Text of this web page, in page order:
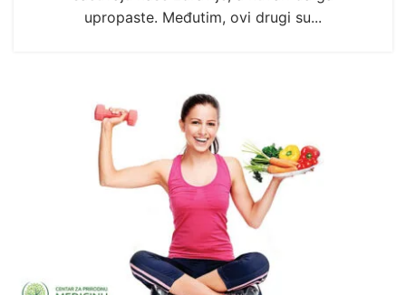
upropaste. Međutim, ovi drugi su...